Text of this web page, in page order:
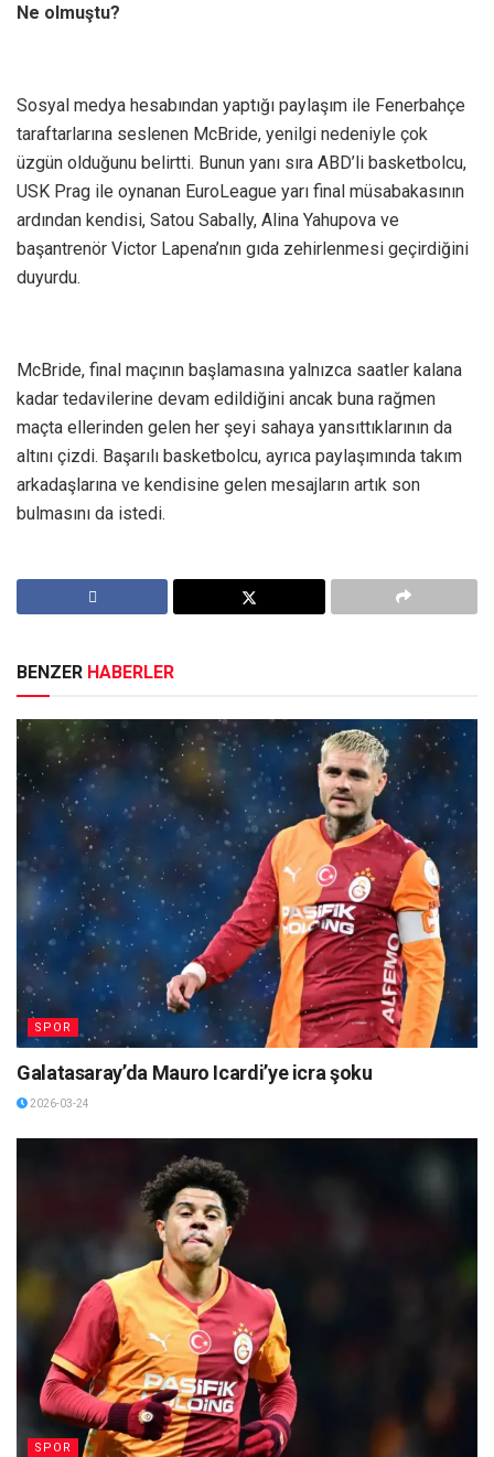
Ne olmuştu?
Sosyal medya hesabından yaptığı paylaşım ile Fenerbahçe
taraftarlarına seslenen McBride, yenilgi nedeniyle çok
üzgün olduğunu belirtti. Bunun yanı sıra ABD’li basketbolcu,
USK Prag ile oynanan EuroLeague yarı final müsabakasının
ardından kendisi, Satou Sabally, Alina Yahupova ve
başantrenör Victor Lapena’nın gıda zehirlenmesi geçirdiğini
duyurdu.
McBride, final maçının başlamasına yalnızca saatler kalana
kadar tedavilerine devam edildiğini ancak buna rağmen
maçta ellerinden gelen her şeyi sahaya yansıttıklarının da
altını çizdi. Başarılı basketbolcu, ayrıca paylaşımında takım
arkadaşlarına ve kendisine gelen mesajların artık son
bulmasını da istedi.
BENZER HABERLER
SPOR
Galatasaray’da Mauro Icardi’ye icra şoku
2026-03-24
SPOR